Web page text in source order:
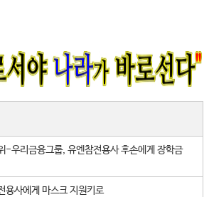
-우리금융그룹, 유엔참전용사 후손에게 장학금
용사에게 마스크 지원키로